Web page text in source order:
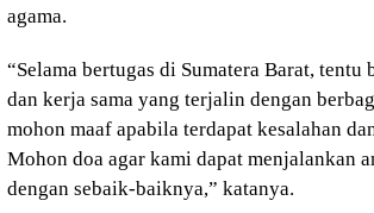
agama.
“Selama bertugas di Sumatera Barat, tentu
dan kerja sama yang terjalin dengan
mohon maaf apabila terdapat kesalahan
Mohon doa agar kami dapat menjalankan
dengan sebaik-baiknya,” katanya.